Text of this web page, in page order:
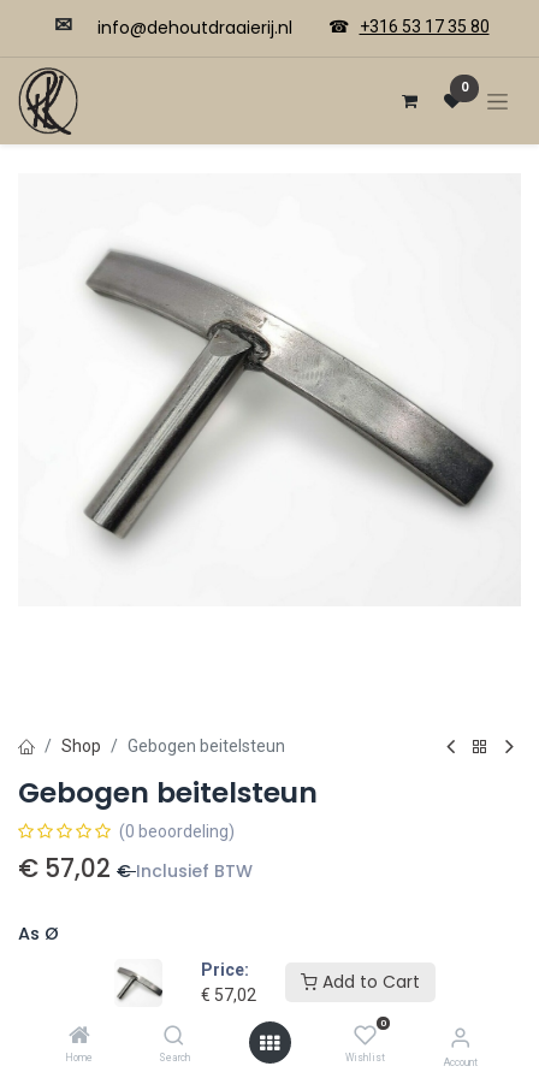
Price:
€ 57,02
Add to Cart
Home Search
0
Wishlist Account
✉ ​​info@dehoutdraaierij.nl ☎ +316 53 17 35 80
0
Shop Gebogen beitelsteun
Gebogen beitelsteun
(0 beoordeling)
€ 57,02 € Inclusief BTW
As Ø
25,4 mm (1 inch) 69,00 30 mm € 69,00